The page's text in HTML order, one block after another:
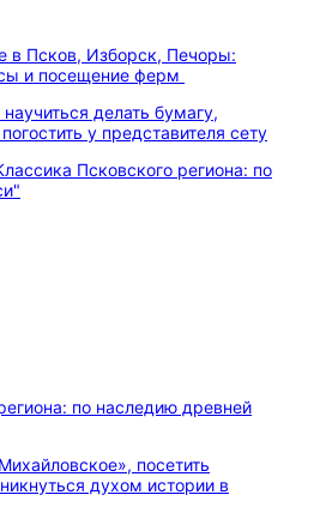
в Псков, Изборск, Печоры:
и посещение ферм
делать бумагу,
у представителя сету
по наследию древней
посетить
духом истории в